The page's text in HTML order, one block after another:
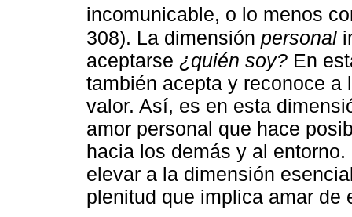
incomunicable, o lo menos
308). La dimensión personal
aceptarse ¿quién soy? En
también acepta y reconoce a
valor. Así, es en esta
amor personal que hace
hacia los demás y al
elevar a la dimensión
plenitud que implica amar de